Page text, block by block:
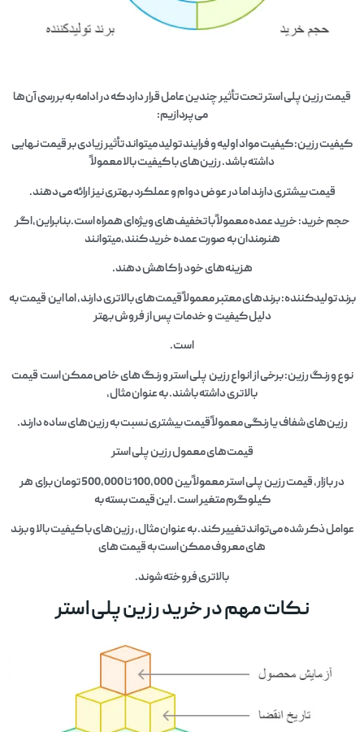
قیمت رزین پلی استر تحت تأثیر چندین عامل قرار دارد که در ادامه به بررسی آن‌ها
می‌پردازیم:
کیفیت رزین: کیفیت مواد اولیه و فرایند تولید میتواند تأثیر زیادی بر قیمت نهایی
داشته باشد. رزین‌های با کیفیت بالا معمولاً
قیمت بیشتری دارند اما در عوض دوام و عملکرد بهتری نیز ارائه می‌دهند.
حجم خرید: خرید عمده معمولاً با تخفیف‌های ویژه‌ای همراه است.بنابراین،اگر
هنرمندان به صورت عمده خرید کنند،میتوانند
هزینه‌های خود را کاهش دهند.
برند تولیدکننده: برندهای معتبر معمولاً قیمت‌های بالاتری دارند، اما این قیمت به
دلیل کیفیت و خدمات پس از فروش بهتر
است.
نوع و رنگ رزین: برخی از انواع رزین پلی استر و رنگ‌ های خاص ممکن است قیمت
بالاتری داشته باشند. به عنوان مثال،
رزین‌های شفاف یا رنگی معمولاً قیمت بیشتری نسبت به رزین‌های ساده دارند.
قیمت‌های معمول رزین پلی استر
در بازار، قیمت رزین پلی استر معمولاً بین 100,000 تا 500,000 تومان برای هر
کیلوگرم متغیر است . این قیمت بسته به
عوامل ذکر شده می‌تواند تغییر کند. به عنوان مثال، رزین‌های با کیفیت بالا و برند
های معروف ممکن است به قیمت‌ های
بالاتری فروخته شوند.
نکات مهم در خرید رزین پلی استر